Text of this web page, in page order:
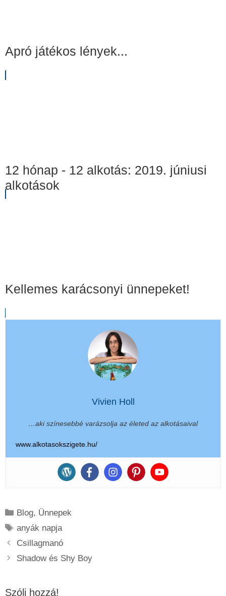
Apró játékos lények...
12 hónap - 12 alkotás: 2019. júniusi
alkotások
Kellemes karácsonyi ünnepeket!
Vivien Holl
…aki színesebbé varázsolja az életed az alkotásaival
www.alkotasokszigete.hu/
Kategória
Blog, Ünnepek
Címkék
anyák napja
Csillagmanó
Shadow és Shy Boy
Szólj hozzá!